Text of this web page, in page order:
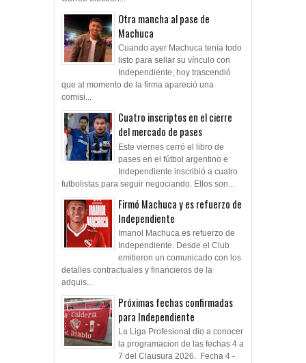
Otra mancha al pase de
Machuca
Cuando ayer Machuca tenía todo
listo para sellar su vínculo con
Independiente, hoy trascendió
que al momento de la firma apareció una
comisi...
Cuatro inscriptos en el cierre
del mercado de pases
Este viernes cerró el libro de
pases en el fútbol argentino e
Independiente inscribió a cuatro
futbolistas para seguir negociando. Ellos son...
Firmó Machuca y es refuerzo de
Independiente
Imanol Machuca es refuerzo de
Independiente. Desde el Club
emitieron un comunicado con los
detalles contractuales y financieros de la
adquis...
Próximas fechas confirmadas
para Independiente
La Liga Profesional dio a conocer
la programacion de las fechas 4 a
7 del Clausura 2026. Fecha 4 -